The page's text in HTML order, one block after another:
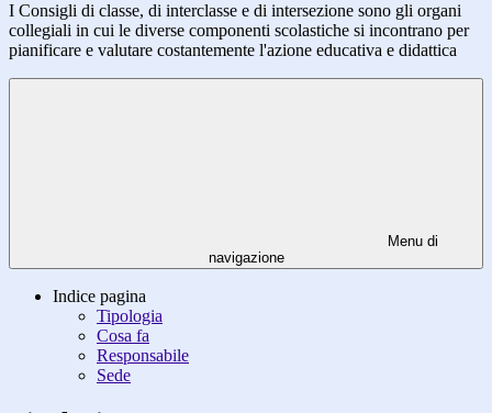
I Consigli di classe, di interclasse e di intersezione sono gli organi
collegiali in cui le diverse componenti scolastiche si incontrano per
pianificare e valutare costantemente l'azione educativa e didattica
Menu di
navigazione
Indice pagina
Tipologia
Cosa fa
Responsabile
Sede